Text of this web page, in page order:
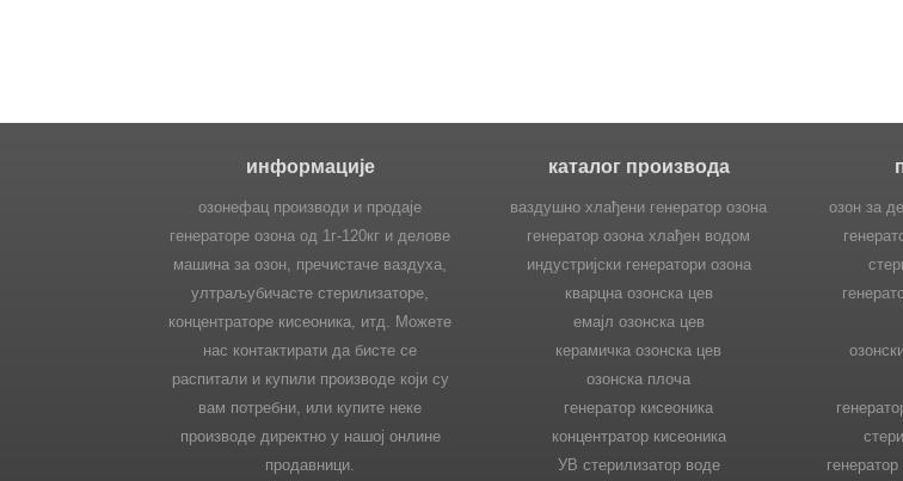
информације
озонефац производи и продаје
генераторе озона од 1г-120кг и делове
машина за озон, пречистаче ваздуха,
ултраљубичасте стерилизаторе,
концентраторе кисеоника, итд. Можете
нас контактирати да бисте се
распитали и купили производе који су
вам потребни, или купите неке
производе директно у нашој онлине
продавници.
каталог производа
ваздушно хлађени генератор озона
генератор озона хлађен водом
индустријски генератори озона
кварцна озонска цев
емајл озонска цев
керамичка озонска цев
озонска плоча
генератор кисеоника
концентратор кисеоника
УВ стерилизатор воде
озон за